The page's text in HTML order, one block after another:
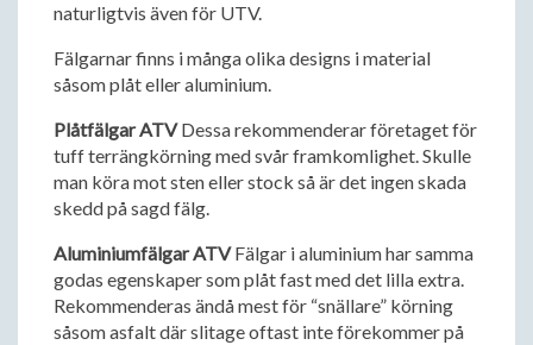
naturligtvis även för UTV.
Fälgarnar finns i många olika designs i material
såsom plåt eller aluminium.
Plåtfälgar ATVDessa rekommenderar företaget för
tuff terrängkörning med svår framkomlighet. Skulle
man köra mot sten eller stock så är det ingen skada
skedd på sagd fälg.
Aluminiumfälgar ATVFälgar i aluminium har samma
godas egenskaper som plåt fast med det lilla extra.
Rekommenderas ändå mest för “snällare” körning
såsom asfalt där slitage oftast inte förekommer på